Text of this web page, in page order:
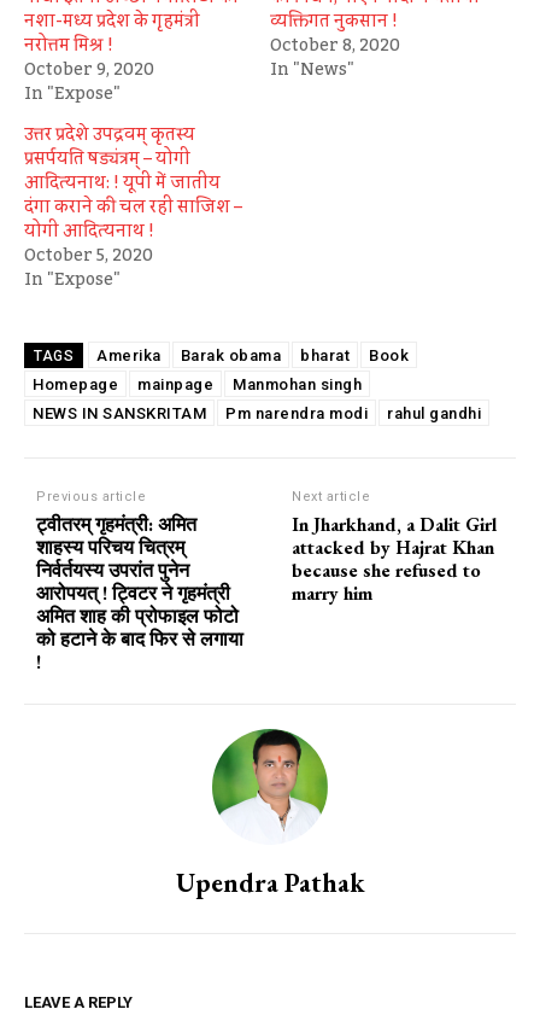
नशा-मध्‍य प्रदेश के गृहमंत्री
नरोत्तम मिश्र !
October 9, 2020
In "Expose"
व्यक्तिगत नुकसान !
October 8, 2020
In "News"
उत्तर प्रदेशे उपद्रवम् कृतस्य
प्रसर्पयति षड्यंत्रम् – योगी
आदित्यनाथ: ! यूपी में जातीय
दंगा कराने की चल रही साजिश –
योगी आदित्यनाथ !
October 5, 2020
In "Expose"
TAGS Amerika Barak obama bharat
Book
Homepage
mainpage
Manmohan singh
NEWS IN SANSKRITAM
Pm narendra modi rahul gandhi
Previous article
ट्वीतरम् गृहमंत्री: अमित
शाहस्य परिचय चित्रम्
निर्वर्तयस्य उपरांत पुनेन
आरोपयत् ! ट्विटर ने गृहमंत्री
अमित शाह की प्रोफाइल फोटो
को हटाने के बाद फिर से लगाया
!
Next article
In Jharkhand, a Dalit Girl
attacked by Hajrat Khan
because she refused to
marry him
Upendra Pathak
LEAVE A REPLY